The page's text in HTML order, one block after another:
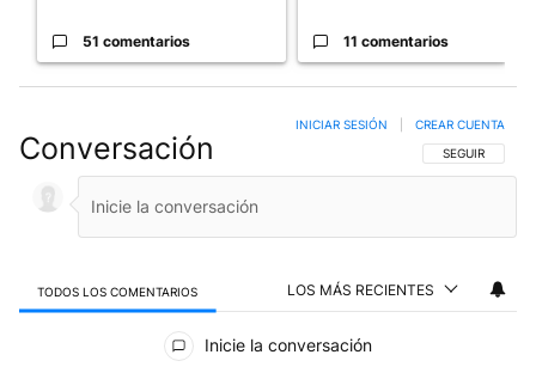
51 comentarios 11 comentarios
Conversación SIGA ESTA
SEGUIR
INICIAR SESIÓN CREAR CUENTA
TODOS LOS COMENTARIOS LOS MÁS RECIENTES
Inicie la conversación